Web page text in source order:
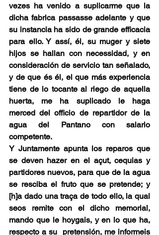
vezes ha venido a suplicarme que la
dicha fabrica passasse adelante y que
su instancia ha sido de grande efficacia
para ello. Y assí, él, su muger y siete
hijos se hallan con necessidad, y en
consideración de servicio tan señalado,
y de que és él, el que más experiencia
tiene de lo tocante al riego de aquella
huerta, me ha suplicado le haga
merced del officio de repartidor de la
agua del Pantano con salario
competente.
Y Juntamente apunta los reparos que
se deven hazer en el açut, cequias y
partidores nuevos, para que de la agua
se resciba el fruto que se pretende; y
[h]a dado una traça de todo ello, la qual
seos remite con el dicho memorial,
mando que le hoygais, y en lo que ha,
respecto a su  pretensión, me informeis